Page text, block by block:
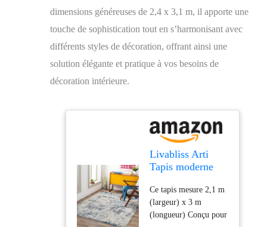
dimensions généreuses de 2,4 x 3,1 m, il apporte une
touche de sophistication tout en s’harmonisant avec
différents styles de décoration, offrant ainsi une
solution élégante et pratique à vos besoins de
décoration intérieure.
Livabliss Arti
Tapis moderne
m, bleu foncé/gris
Ce tapis mesure 2,1 m
(largeur) x 3 m
(longueur) Conçu pour